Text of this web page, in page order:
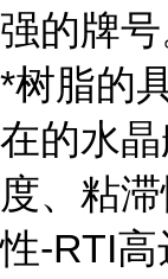
强的牌号
*树脂的
在的水
度、粘
性-RTI